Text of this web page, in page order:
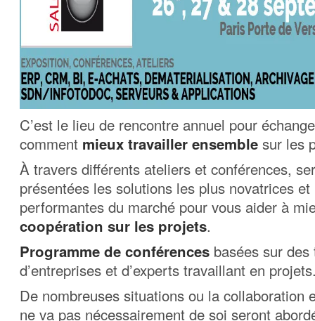
C’est le lieu de rencontre annuel pour
comment mieux travailler ensemble sur les
À travers différents ateliers et conférences,
présentées les solutions les plus novatrices
performantes du marché pour vous aider à
coopération sur les projets.
Programme de conférences basées sur
d’entreprises et d’experts travaillant en
De nombreuses situations ou la collaboration
ne va pas nécessairement de soi seront